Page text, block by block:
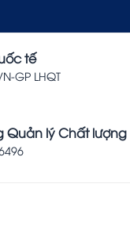
tế
GP LHQT
Quản lý Chất lượng